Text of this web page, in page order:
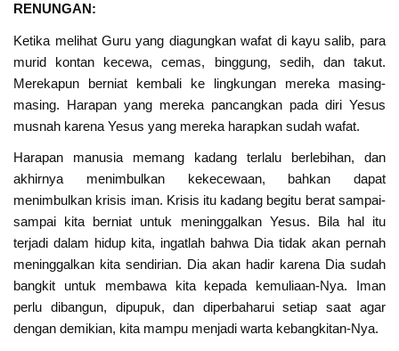
RENUNGAN:
Ketika melihat Guru yang diagungkan wafat di kayu salib, para
murid kontan kecewa, cemas, binggung, sedih, dan takut.
Merekapun berniat kembali ke lingkungan mereka masing-
masing. Harapan yang mereka pancangkan pada diri Yesus
musnah karena Yesus yang mereka harapkan sudah wafat.
Harapan manusia memang kadang terlalu berlebihan, dan
akhirnya menimbulkan kekecewaan, bahkan dapat
menimbulkan krisis iman. Krisis itu kadang begitu berat sampai-
sampai kita berniat untuk meninggalkan Yesus. Bila hal itu
terjadi dalam hidup kita, ingatlah bahwa Dia tidak akan pernah
meninggalkan kita sendirian. Dia akan hadir karena Dia sudah
bangkit untuk membawa kita kepada kemuliaan-Nya. Iman
perlu dibangun, dipupuk, dan diperbaharui setiap saat agar
dengan demikian, kita mampu menjadi warta kebangkitan-Nya.